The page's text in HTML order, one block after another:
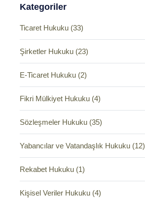
Kategoriler
Ticaret Hukuku (33)
Şirketler Hukuku (23)
E-Ticaret Hukuku (2)
Fikri Mülkiyet Hukuku (4)
Sözleşmeler Hukuku (35)
Yabancılar ve Vatandaşlık Hukuku (12)
Rekabet Hukuku (1)
Kişisel Veriler Hukuku (4)